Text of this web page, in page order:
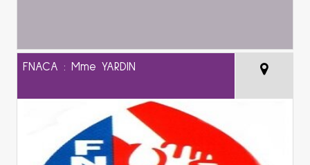
FNACA : Mme YARDIN